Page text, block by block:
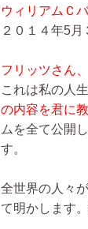
ウィリアムＣ
２０１４年5月
フリッツさん、
これは私の人
の内容を君に
ムを全て公開
す。
全世界の人々
て明かします